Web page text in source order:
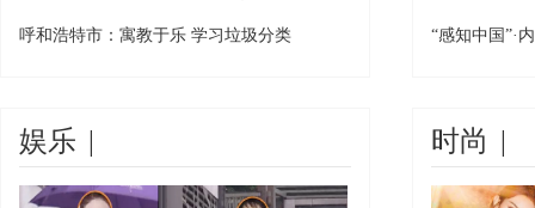
创
呼和浩特市：寓教于乐 学习垃圾分类 “感知中国”·
娱乐 | 时尚 |